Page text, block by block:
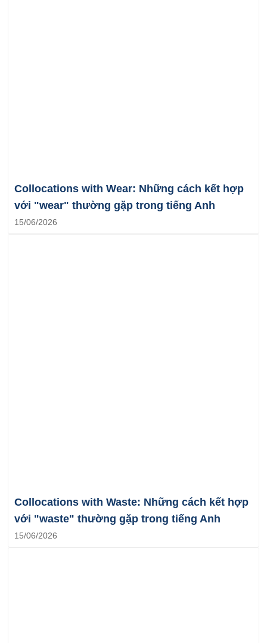
Collocations with Wear: Những cách kết hợp
với "wear" thường gặp trong tiếng Anh
15/06/2026
Collocations with Waste: Những cách kết hợp
với "waste" thường gặp trong tiếng Anh
15/06/2026